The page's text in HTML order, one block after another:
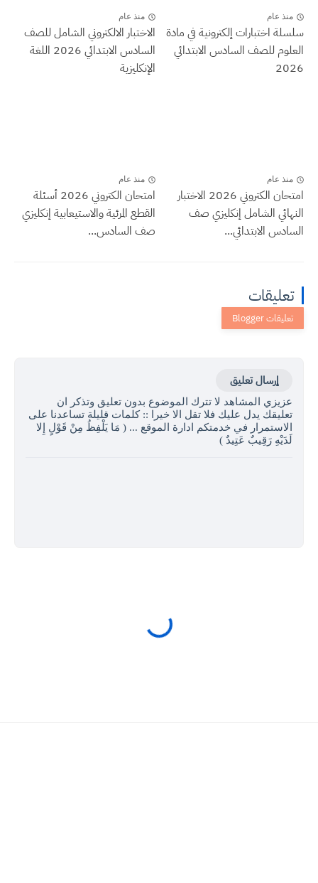
منذ عام
سلسلة اختبارات إلكترونية في مادة
العلوم للصف السادس الابتدائي
2026
منذ عام
الاختبار الالكتروني الشامل للصف
السادس الابتدائي 2026 اللغة
الإنكليزية
منذ عام
امتحان الكتروني 2026 الاختبار
النهائي الشامل إنكليزي صف
السادس الابتدائي...
منذ عام
امتحان الكتروني 2026 أسئلة
القطع المرئية والاستيعابية إنكليزي
صف السادس...
تعليقات
إرسال تعليق
عزيزي المشاهد لا تترك الموضوع بدون تعليق وتذكر ان
تعليقك يدل عليك فلا تقل الا خيرا :: كلمات قليلة تساعدنا على
الاستمرار في خدمتكم ادارة الموقع ... ( مَا يَلْفِظُ مِنْ قَوْلٍ إِلا
لَدَيْهِ رَقِيبٌ عَتِيدٌ )